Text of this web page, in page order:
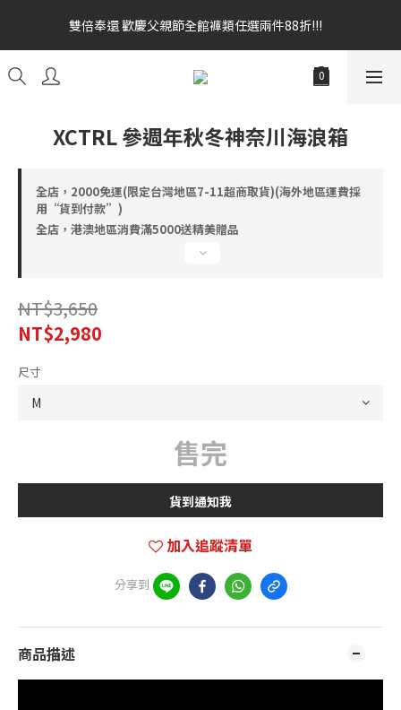
雙倍奉還 歡慶父親節全館褲類任選兩件88折!!!
雙倍奉還 歡慶父親節全館褲類任選兩件88折!!!
全館消費滿額$1680贈3D好野貓公仔(絲綢鐵黑) 滿額$2499贈達摩
金幣 送完為止!  滿$3000再贈現金卷$300元
雙倍奉還 歡慶父親節全館褲類任選兩件88折!!!
XCTRL 參週年秋冬神奈川海浪箱
全店，2000免運(限定台灣地區7-11超商取貨)(海外地區運費採
用“貨到付款”)
全店，港澳地區消費滿5000送精美贈品
NT$3,650
NT$2,980
尺寸
售完
貨到通知我
加入追蹤清單
分享到
商品描述